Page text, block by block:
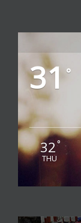
31°
32°
THU